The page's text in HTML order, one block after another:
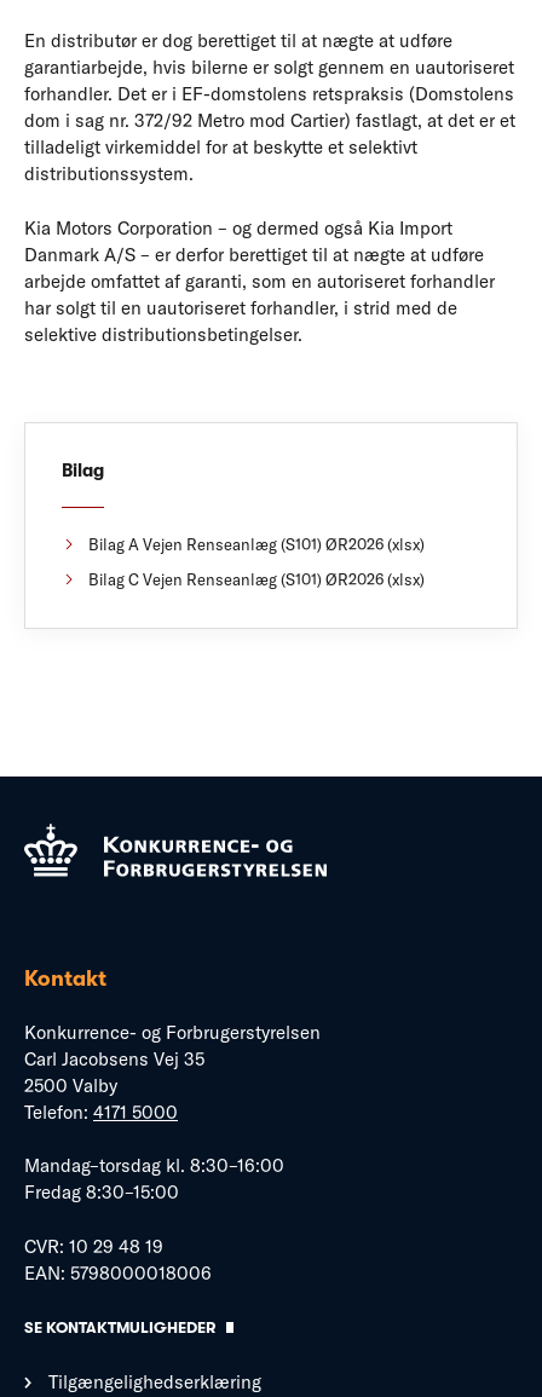
En distributør er dog berettiget til at nægte at udføre
garantiarbejde, hvis bilerne er solgt gennem en uautoriseret
forhandler. Det er i EF-domstolens retspraksis (Domstolens
dom i sag nr. 372/92 Metro mod Cartier) fastlagt, at det er et
tilladeligt virkemiddel for at beskytte et selektivt
distributionssystem.
Kia Motors Corporation – og dermed også Kia Import
Danmark A/S – er derfor berettiget til at nægte at udføre
arbejde omfattet af garanti, som en autoriseret forhandler
har solgt til en uautoriseret forhandler, i strid med de
selektive distributionsbetingelser.
Bilag
Bilag A Vejen Renseanlæg (S101) ØR2026 (xlsx)
Bilag C Vejen Renseanlæg (S101) ØR2026 (xlsx)
Kontakt
Konkurrence- og Forbrugerstyrelsen
Carl Jacobsens Vej 35
2500 Valby
Telefon: 4171 5000
Mandag–torsdag kl. 8:30–16:00
Fredag 8:30–15:00
CVR: 10 29 48 19
EAN: 5798000018006
SE KONTAKTMULIGHEDER
Tilgængelighedserklæring